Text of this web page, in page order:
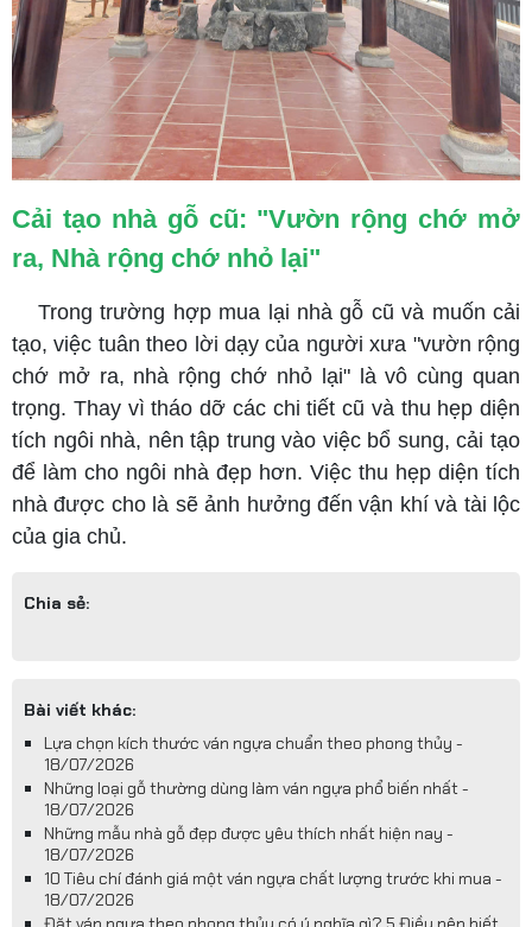
Cải tạo nhà gỗ cũ: "Vườn rộng chớ mở
ra, Nhà rộng chớ nhỏ lại"
Trong trường hợp mua lại nhà gỗ cũ và muốn cải
tạo, việc tuân theo lời dạy của người xưa "vườn rộng
chớ mở ra, nhà rộng chớ nhỏ lại" là vô cùng quan
trọng. Thay vì tháo dỡ các chi tiết cũ và thu hẹp diện
tích ngôi nhà, nên tập trung vào việc bổ sung, cải tạo
để làm cho ngôi nhà đẹp hơn. Việc thu hẹp diện tích
nhà được cho là sẽ ảnh hưởng đến vận khí và tài lộc
của gia chủ.
Chia sẻ:
Bài viết khác:
Lựa chọn kích thước ván ngựa chuẩn theo phong thủy -
18/07/2026
Những loại gỗ thường dùng làm ván ngựa phổ biến nhất -
18/07/2026
Những mẫu nhà gỗ đẹp được yêu thích nhất hiện nay -
18/07/2026
10 Tiêu chí đánh giá một ván ngựa chất lượng trước khi mua -
18/07/2026